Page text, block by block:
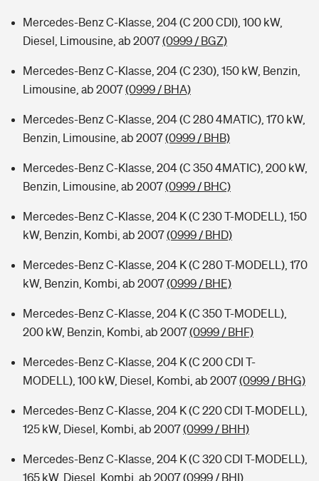
Mercedes-Benz C-Klasse, 204 (C 200 CDI), 100 kW,
Diesel, Limousine, ab 2007(0999 / BGZ)
Mercedes-Benz C-Klasse, 204 (C 230), 150 kW, Benzin,
Limousine, ab 2007(0999 / BHA)
Mercedes-Benz C-Klasse, 204 (C 280 4MATIC), 170 kW,
Benzin, Limousine, ab 2007(0999 / BHB)
Mercedes-Benz C-Klasse, 204 (C 350 4MATIC), 200 kW,
Benzin, Limousine, ab 2007(0999 / BHC)
Mercedes-Benz C-Klasse, 204 K (C 230 T-MODELL), 150
kW, Benzin, Kombi, ab 2007(0999 / BHD)
Mercedes-Benz C-Klasse, 204 K (C 280 T-MODELL), 170
kW, Benzin, Kombi, ab 2007(0999 / BHE)
Mercedes-Benz C-Klasse, 204 K (C 350 T-MODELL),
200 kW, Benzin, Kombi, ab 2007(0999 / BHF)
Mercedes-Benz C-Klasse, 204 K (C 200 CDI T-
MODELL), 100 kW, Diesel, Kombi, ab 2007(0999 / BHG)
Mercedes-Benz C-Klasse, 204 K (C 220 CDI T-MODELL),
125 kW, Diesel, Kombi, ab 2007(0999 / BHH)
Mercedes-Benz C-Klasse, 204 K (C 320 CDI T-MODELL),
165 kW, Diesel, Kombi, ab 2007(0999 / BHI)